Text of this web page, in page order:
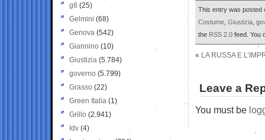
This entry was posted
Costume,Giustizia,
theRSS 2.0feed. You
« LA RUSSA E
Leave a
You must be
g8 (25)
Gelmini (68)
Genova (542)
Giannino (10)
Giustizia (5.784)
governo (5.799)
Grasso (22)
Green Italia (1)
Grillo (2.941)
Idv (4)